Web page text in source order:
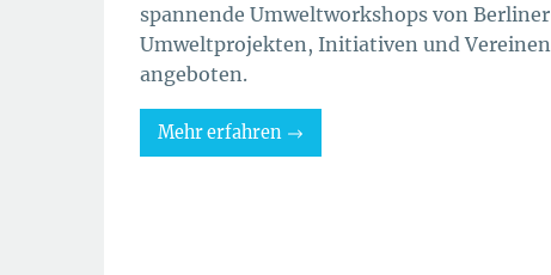
spannende Umweltworkshops von Berliner
Umweltprojekten, Initiativen und Vereinen
angeboten.
Mehr erfahren